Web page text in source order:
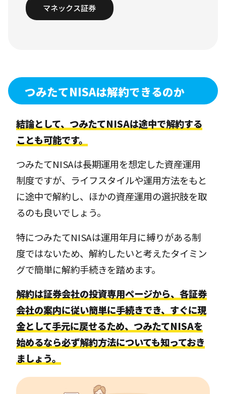
マネックス証券
つみたてNISAは解約できるのか
結論として、つみたてNISAは途中で解約する
ことも可能です。
つみたてNISAは長期運用を想定した資産運用
制度ですが、ライフスタイルや運用方法をもと
に途中で解約し、ほかの資産運用の選択肢を取
るのも良いでしょう。
特につみたてNISAは運用年月に縛りがある制
度ではないため、解約したいと考えたタイミン
グで簡単に解約手続きを踏めます。
解約は証券会社の投資専用ページから、各証券
会社の案内に従い簡単に手続きでき、すぐに現
金として手元に戻せるため、つみたてNISAを
始めるなら必ず解約方法についても知っておき
ましょう。